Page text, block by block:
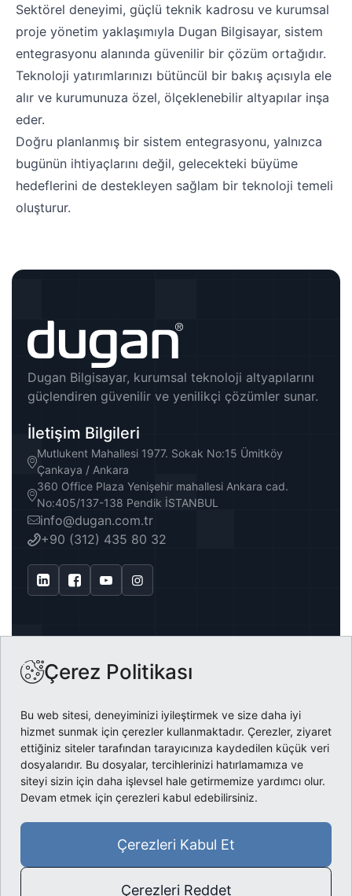
Sektörel deneyimi, güçlü teknik kadrosu ve kurumsal
proje yönetim yaklaşımıyla Dugan Bilgisayar, sistem
entegrasyonu alanında güvenilir bir çözüm ortağıdır.
Teknoloji yatırımlarınızı bütüncül bir bakış açısıyla ele
alır ve kurumunuza özel, ölçeklenebilir altyapılar inşa
eder.
Doğru planlanmış bir sistem entegrasyonu, yalnızca
bugünün ihtiyaçlarını değil, gelecekteki büyüme
hedeflerini de destekleyen sağlam bir teknoloji temeli
oluşturur.
Dugan Bilgisayar, kurumsal teknoloji altyapılarını
güçlendiren güvenilir ve yenilikçi çözümler sunar.
İletişim Bilgileri
Mutlukent Mahallesi 1977. Sokak No:15 Ümitköy
Çankaya / Ankara
360 Office Plaza Yenişehir mahallesi Ankara cad.
No:405/137-138 Pendik İSTANBUL
info@dugan.com.tr
+90 (312) 435 80 32
Bağlantılar
Çözümlerimiz
Ürünlerimiz
DMO
E-Satış
Kurumsal
Hakkımızda
Referanslar
Belgeler
Bilgi
KVKK
Veri Güvenliği
© Dugan Bilgisayar •Tüm Hakları Saklıdır
Gizlilik ve Çerez
|
Bilgi Güvenliği
Çerez Politikası
Bu web sitesi, deneyiminizi iyileştirmek ve size daha iyi
hizmet sunmak için çerezler kullanmaktadır. Çerezler, ziyaret
ettiğiniz siteler tarafından tarayıcınıza kaydedilen küçük veri
dosyalarıdır. Bu dosyalar, tercihlerinizi hatırlamamıza ve
siteyi sizin için daha işlevsel hale getirmemize yardımcı olur.
Devam etmek için çerezleri kabul edebilirsiniz.
Çerezleri Kabul Et
Çerezleri Reddet